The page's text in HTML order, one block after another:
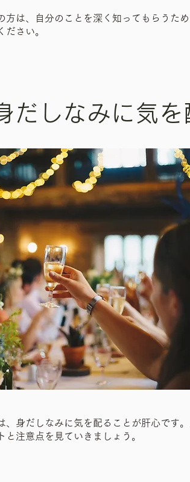
方は、自分のことを深く知ってもらうた
さい。
だしなみに気を
、身だしなみに気を配ることが肝心です
注意点を見ていきましょう。